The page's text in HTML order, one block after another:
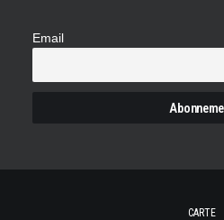
Email
CARTE